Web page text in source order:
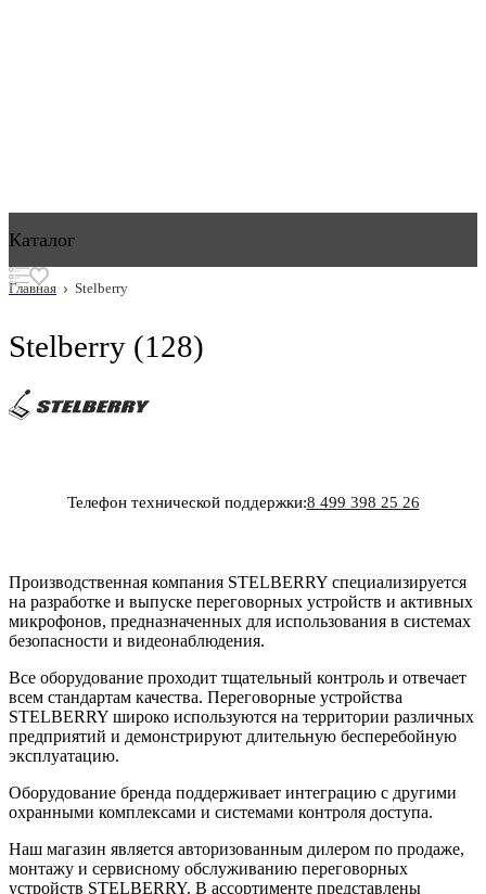
Каталог
Главная Stelberry
Stelberry (128)
Телефон технической поддержки:8 499 398 25 26
Производственная компания STELBERRY специализируется
на разработке и выпуске переговорных устройств и активных
микрофонов, предназначенных для использования в системах
безопасности и видеонаблюдения.
Все оборудование проходит тщательный контроль и отвечает
всем стандартам качества. Переговорные устройства
STELBERRY широко используются на территории различных
предприятий и демонстрируют длительную бесперебойную
эксплуатацию.
Оборудование бренда поддерживает интеграцию с другими
охранными комплексами и системами контроля доступа.
Наш магазин является авторизованным дилером по продаже,
монтажу и сервисному обслуживанию переговорных
устройств STELBERRY. В ассортименте представлены